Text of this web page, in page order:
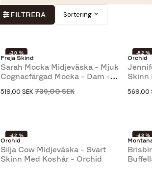
FILTRERA Sortering
Freja Skind
Sarah Mocka Midjeväska - Mjuk
Cognacfärgad Mocka - Dam -
519,00 SEK 739,00 SEK
-30 %
Orchid
Skinn
569,00
-52 %
Orchid
Silja Cow Midjeväska - Svart
Skinn Med Koshår - Orchid
-42 % -43 %